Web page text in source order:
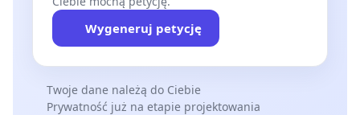
Wygeneruj petycję
Twoje dane należą do Ciebie
Prywatność już na etapie projektowania